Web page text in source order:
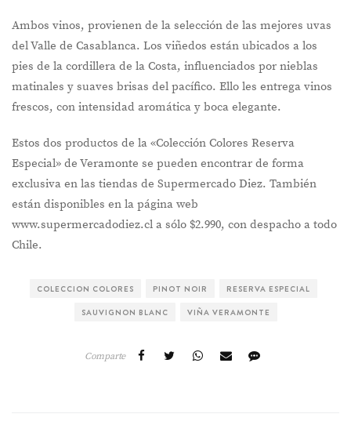
Ambos vinos, provienen de la selección de las mejores uvas
del Valle de Casablanca. Los viñedos están ubicados a los
pies de la cordillera de la Costa, influenciados por nieblas
matinales y suaves brisas del pacífico. Ello les entrega vinos
frescos, con intensidad aromática y boca elegante.
Estos dos productos de la «Colección Colores Reserva
Especial» de Veramonte se pueden encontrar de forma
exclusiva en las tiendas de Supermercado Diez. También
están disponibles en la página web
www.supermercadodiez.cl a sólo $2.990, con despacho a todo
Chile.
COLECCION COLORES PINOT NOIR RESERVA ESPECIAL
SAUVIGNON BLANC VIÑA VERAMONTE
Comparte